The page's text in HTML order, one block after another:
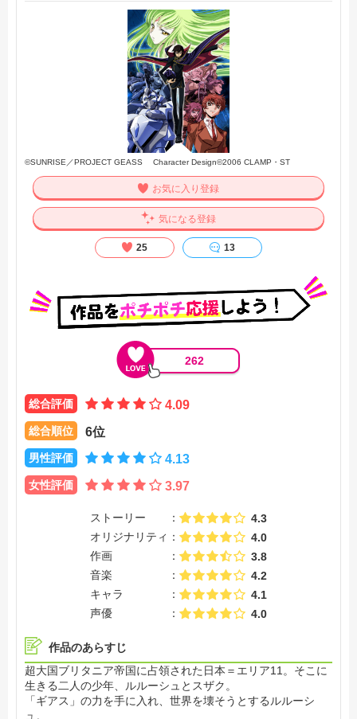
©SUNRISE／PROJECT GEASS Character Design©2006 CLAMP・ST
お気に入り登録
気になる登録
25 13
262
総合評価 4.09
総合順位 6位
男性評価 4.13
女性評価 3.97
ストーリー
4.3
オリジナリティ
4.0
作画
3.8
音楽
4.2
キャラ
4.1
声優
4.0
作品のあらすじ
超大国ブリタニア帝国に占領された日本＝エリア11。そこに
生きる二人の少年、ルルーシュとスザク。
「ギアス」の力を手に入れ、世界を壊そうとするルルーシ
ュ。